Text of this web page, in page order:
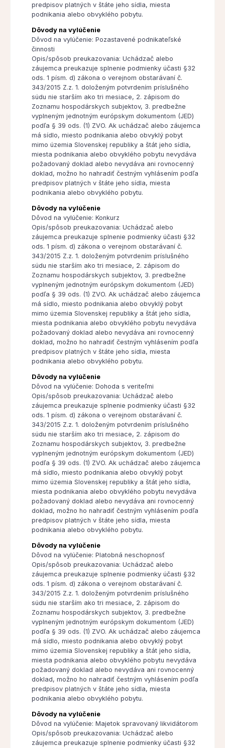
predpisov platných v štáte jeho sídla, miesta
podnikania alebo obvyklého pobytu.
Dôvody na vylúčenie
Dôvod na vylúčenie: Pozastavené podnikateľské
činnosti
Opis/spôsob preukazovania: Uchádzač alebo
záujemca preukazuje splnenie podmienky účasti §32
ods. 1 písm. d) zákona o verejnom obstarávaní č.
343/2015 Z.z. 1. doloženým potvrdením príslušného
súdu nie starším ako tri mesiace, 2. zápisom do
Zoznamu hospodárskych subjektov, 3. predbežne
vyplneným jednotným európskym dokumentom (JED)
podľa § 39 ods. (1) ZVO. Ak uchádzač alebo záujemca
má sídlo, miesto podnikania alebo obvyklý pobyt
mimo územia Slovenskej republiky a štát jeho sídla,
miesta podnikania alebo obvyklého pobytu nevydáva
požadovaný doklad alebo nevydáva ani rovnocenný
doklad, možno ho nahradiť čestným vyhlásením podľa
predpisov platných v štáte jeho sídla, miesta
podnikania alebo obvyklého pobytu.
Dôvody na vylúčenie
Dôvod na vylúčenie: Konkurz
Opis/spôsob preukazovania: Uchádzač alebo
záujemca preukazuje splnenie podmienky účasti §32
ods. 1 písm. d) zákona o verejnom obstarávaní č.
343/2015 Z.z. 1. doloženým potvrdením príslušného
súdu nie starším ako tri mesiace, 2. zápisom do
Zoznamu hospodárskych subjektov, 3. predbežne
vyplneným jednotným európskym dokumentom (JED)
podľa § 39 ods. (1) ZVO. Ak uchádzač alebo záujemca
má sídlo, miesto podnikania alebo obvyklý pobyt
mimo územia Slovenskej republiky a štát jeho sídla,
miesta podnikania alebo obvyklého pobytu nevydáva
požadovaný doklad alebo nevydáva ani rovnocenný
doklad, možno ho nahradiť čestným vyhlásením podľa
predpisov platných v štáte jeho sídla, miesta
podnikania alebo obvyklého pobytu.
Dôvody na vylúčenie
Dôvod na vylúčenie: Dohoda s veriteľmi
Opis/spôsob preukazovania: Uchádzač alebo
záujemca preukazuje splnenie podmienky účasti §32
ods. 1 písm. d) zákona o verejnom obstarávaní č.
343/2015 Z.z. 1. doloženým potvrdením príslušného
súdu nie starším ako tri mesiace, 2. zápisom do
Zoznamu hospodárskych subjektov, 3. predbežne
vyplneným jednotným európskym dokumentom (JED)
podľa § 39 ods. (1) ZVO. Ak uchádzač alebo záujemca
má sídlo, miesto podnikania alebo obvyklý pobyt
mimo územia Slovenskej republiky a štát jeho sídla,
miesta podnikania alebo obvyklého pobytu nevydáva
požadovaný doklad alebo nevydáva ani rovnocenný
doklad, možno ho nahradiť čestným vyhlásením podľa
predpisov platných v štáte jeho sídla, miesta
podnikania alebo obvyklého pobytu.
Dôvody na vylúčenie
Dôvod na vylúčenie: Platobná neschopnosť
Opis/spôsob preukazovania: Uchádzač alebo
záujemca preukazuje splnenie podmienky účasti §32
ods. 1 písm. d) zákona o verejnom obstarávaní č.
343/2015 Z.z. 1. doloženým potvrdením príslušného
súdu nie starším ako tri mesiace, 2. zápisom do
Zoznamu hospodárskych subjektov, 3. predbežne
vyplneným jednotným európskym dokumentom (JED)
podľa § 39 ods. (1) ZVO. Ak uchádzač alebo záujemca
má sídlo, miesto podnikania alebo obvyklý pobyt
mimo územia Slovenskej republiky a štát jeho sídla,
miesta podnikania alebo obvyklého pobytu nevydáva
požadovaný doklad alebo nevydáva ani rovnocenný
doklad, možno ho nahradiť čestným vyhlásením podľa
predpisov platných v štáte jeho sídla, miesta
podnikania alebo obvyklého pobytu.
Dôvody na vylúčenie
Dôvod na vylúčenie: Majetok spravovaný likvidátorom
Opis/spôsob preukazovania: Uchádzač alebo
záujemca preukazuje splnenie podmienky účasti §32